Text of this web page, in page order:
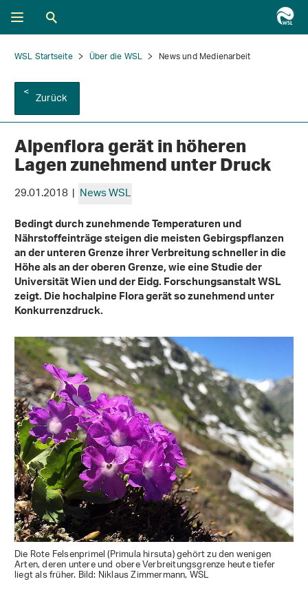
WSL Startseite Über die WSL News und Medienarbeit
Zurück
Alpenflora gerät in höheren
Lagen zunehmend unter Druck
29.01.2018 | News WSL
Bedingt durch zunehmende Temperaturen und
Nährstoffeinträge steigen die meisten Gebirgspflanzen
an der unteren Grenze ihrer Verbreitung schneller in die
Höhe als an der oberen Grenze, wie eine Studie der
Universität Wien und der Eidg. Forschungsanstalt WSL
zeigt. Die hochalpine Flora gerät so zunehmend unter
Konkurrenzdruck.
Die Rote Felsenprimel (Primula hirsuta) gehört zu den wenigen
Arten, deren untere und obere Verbreitungsgrenze heute tiefer
liegt als früher. Bild: Niklaus Zimmermann, WSL